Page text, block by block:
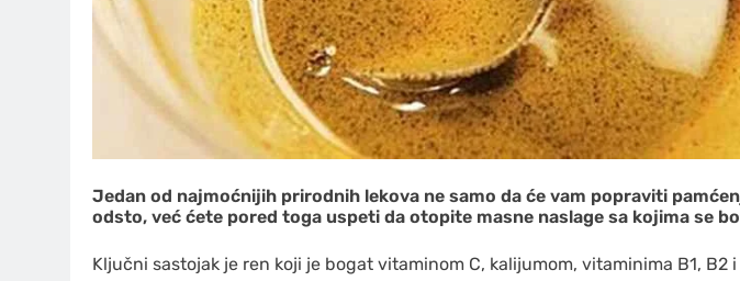
Jedan od najmoćnijih prirodnih lekova ne samo da će vam popraviti
odsto, već ćete pored toga uspeti da otopite masne naslage sa kojima se
Ključni sastojak je ren koji je bogat vitaminom C, kalijumom, vitaminima B1, B2